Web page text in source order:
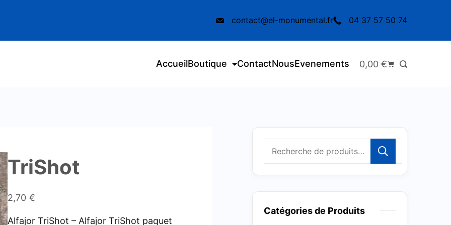
contact@el-monumental.fr 04 37 57 50 74
AccueilBoutique ContactNousEvenements 0,00 €
TriShot
2,70 €
Alfajor TriShot – Alfajor TriShot paquet
Catégories de Produits